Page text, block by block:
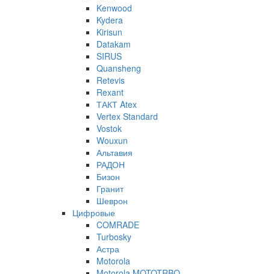
Kenwood
Kydera
Kirisun
Datakam
SIRUS
Quansheng
Retevis
Rexant
ТАКТ Atex
Vertex Standard
Vostok
Wouxun
Альтавия
РАДОН
Бизон
Гранит
Шеврон
Цифровые
COMRADE
Turbosky
Астра
Motorola